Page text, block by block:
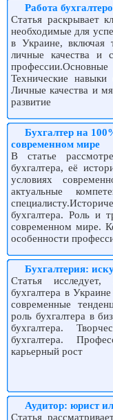
Работа
Статья раскрывает
необходимые для
в Украине, включая
личные качества и
Технические
Личные качества и
развитие
Бухгалтер на
современном мире
В статье
бухгалтера, её
условиях
актуальные
бухгалтера. Роль и
современном мире.
особенности
Бухгалтерия:
Статья исследует,
бухгалтера в
современные
роль бухгалтера в
бухгалтера.
бухгалтера.
карьерный рост
Аудитор: юрист
Статья